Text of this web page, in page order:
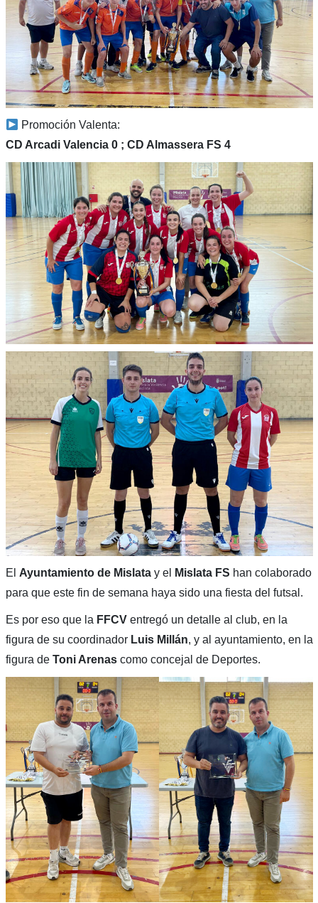
Promoción Valenta:
CD Arcadi Valencia 0 ; CD Almassera FS 4
El Ayuntamiento de Mislata y el Mislata FS han colaborado
para que este fin de semana haya sido una fiesta del futsal.
Es por eso que la FFCVentregó un detalle al club, en la
figura de su coordinador Luis Millán, y al ayuntamiento, en la
figura de Toni Arenascomo concejal de Deportes.